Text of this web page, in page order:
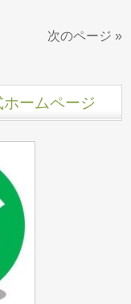
次のページ »
ームページ